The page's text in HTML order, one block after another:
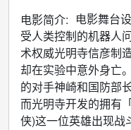
电影简介: 电影舞台
受人类控制的机器人
术权威光明寺信彦制
却在实验中意外身亡
的对手神崎和国防部
而光明寺开发的拥有
侠)这一位英雄出现战